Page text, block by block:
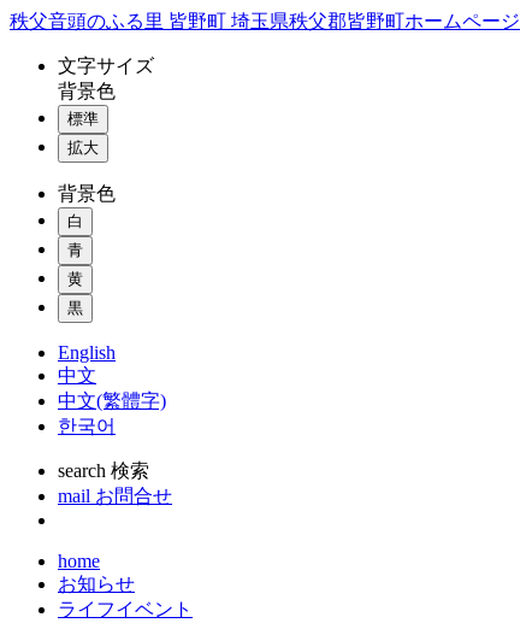
コ
秩父音頭のふる里 皆野町 埼玉県秩父郡皆野町ホームページ
文字サイズ
背景色
標準
拡大
背景色
白
青
黄
黒
English
中文
中文(繁體字)
한국어
search 検索
mail お問合せ
home
お知らせ
ライフイベント